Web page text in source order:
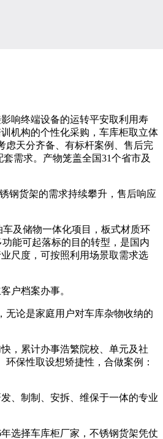
响终端设备的运转平安取利用寿
机构的个性化采购，车库柜取立体
虑天分齐备、有标杆案例、售后完
需求。产物笼盖全国31个省市及
钢货架的需求持续攀升，售后响应
及储物一体化项目，板式材质环
能可起落标的目的转型，是国内
尺度，可按照利用场景取需求选
户档案办事。
论是家庭用户对车库杂物收纳的
，累计办事浩繁院校、单元及社
保性取设想矫捷性，合做案例：
、制制、安拆、维保于一体的专业
选择车库柜厂家，不锈钢货架凭仗